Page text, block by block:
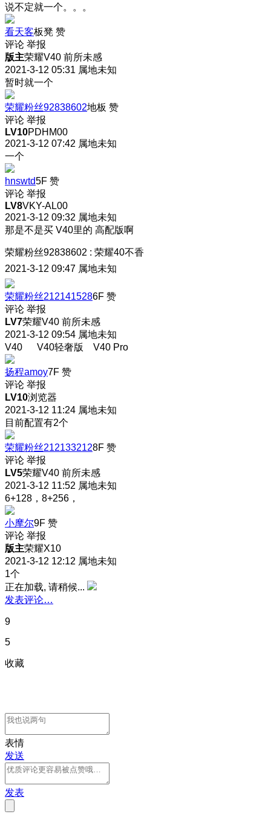
说不定就一个。。。
看天客板凳 赞
评论 举报
版主荣耀V40 前所未感
2021-3-12 05:31 属地未知
暂时就一个
荣耀粉丝92838602地板 赞
评论 举报
LV10PDHM00
2021-3-12 07:42 属地未知
一个
hnswtd5F 赞
评论 举报
LV8VKY-AL00
2021-3-12 09:32 属地未知
那是不是买 V40里的 高配版啊
荣耀粉丝92838602 : 荣耀40不香
2021-3-12 09:47 属地未知
荣耀粉丝2121415286F 赞
评论 举报
LV7荣耀V40 前所未感
2021-3-12 09:54 属地未知
V40 V40轻奢版 V40 Pro
扬程amoy7F 赞
评论 举报
LV10浏览器
2021-3-12 11:24 属地未知
目前配置有2个
荣耀粉丝2121332128F 赞
评论 举报
LV5荣耀V40 前所未感
2021-3-12 11:52 属地未知
6+128，8+256，
小摩尔9F 赞
评论 举报
版主荣耀X10
2021-3-12 12:12 属地未知
1个
正在加载, 请稍候...
发表评论…
9
5
收藏
表情
发送
发表